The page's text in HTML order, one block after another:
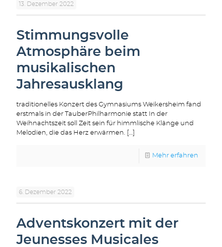
13. Dezember 2022
Stimmungsvolle
Atmosphäre beim
musikalischen
Jahresausklang
traditionelles Konzert des Gymnasiums Weikersheim fand
erstmals in der TauberPhilharmonie statt In der
Weihnachtszeit soll Zeit sein für himmlische Klänge und
Melodien, die das Herz erwärmen.
Mehr erfahren
6. Dezember 2022
Adventskonzert mit der
Jeunesses Musicales